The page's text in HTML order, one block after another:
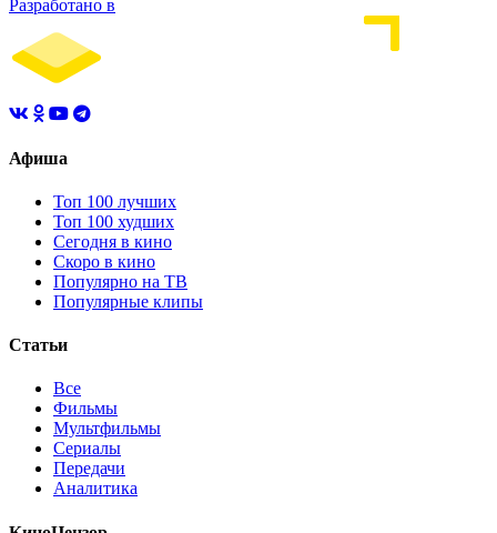
Разработано в
Афиша
Топ 100 лучших
Топ 100 худших
Сегодня в кино
Скоро в кино
Популярно на ТВ
Популярные клипы
Статьи
Все
Фильмы
Мультфильмы
Сериалы
Передачи
Аналитика